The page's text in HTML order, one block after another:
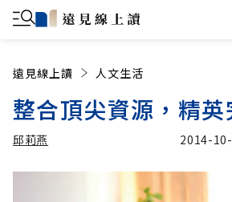
遠見線上讀 人文生活
整合頂尖資源，精英
邱莉燕 2014-